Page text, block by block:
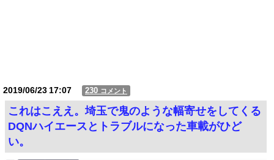
2019/06/2317:07 230 コメント
これはこええ。埼玉で鬼のような幅寄せをしてくる
DQNハイエースとトラブルになった車載がひど
い。